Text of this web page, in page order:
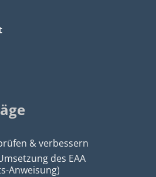
& verbessern
des EAA
Anweisung)